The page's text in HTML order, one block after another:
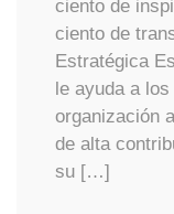
ciento de
ciento de
Estratégica
le ayuda a
organización
de alta
su […]